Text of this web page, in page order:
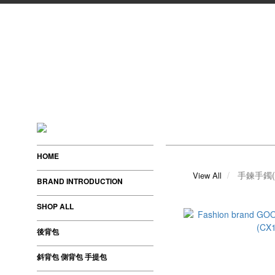
HOME
BRAND INTRODUCTION
SHOP ALL
後背包
斜背包 側背包 手提包
View All 手鍊手鐲